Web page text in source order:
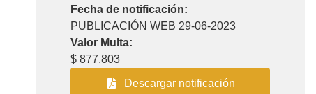
Fecha de notificación:
PUBLICACIÓN WEB 29-06-2023
Valor Multa:
$ 877.803
Descargar notificación